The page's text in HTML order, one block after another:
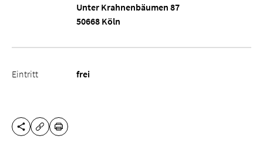
Unter Krahnenbäumen 87
50668 Köln
Eintritt frei
DIESE SEITE TEILEN
URL KOPIEREN
DRUCKEN